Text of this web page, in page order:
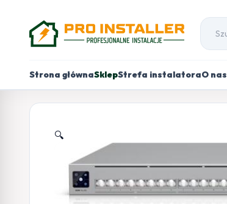
Strona głównaSklepStrefa instalatoraO nas
🔍